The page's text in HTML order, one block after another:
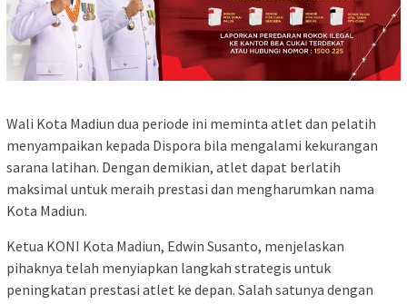
Wali Kota Madiun dua periode ini meminta atlet dan pelatih
menyampaikan kepada Dispora bila mengalami kekurangan
sarana latihan. Dengan demikian, atlet dapat berlatih
maksimal untuk meraih prestasi dan mengharumkan nama
Kota Madiun.
Ketua KONI Kota Madiun, Edwin Susanto, menjelaskan
pihaknya telah menyiapkan langkah strategis untuk
peningkatan prestasi atlet ke depan. Salah satunya dengan